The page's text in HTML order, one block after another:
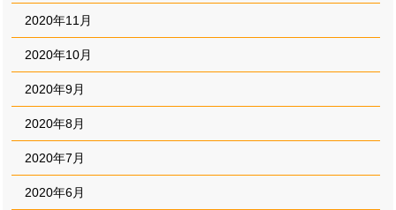
2020年11月
2020年10月
2020年9月
2020年8月
2020年7月
2020年6月